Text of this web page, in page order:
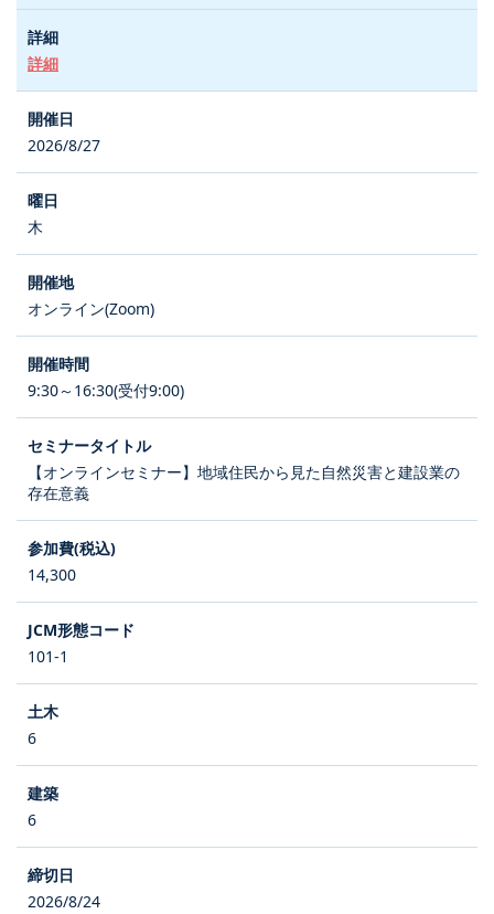
詳細
2026/8/27
木
オンライン(Zoom)
9:30～16:30(受付9:00)
【オンラインセミナー】地域住民から見た自然災害と建設業の
存在意義
14,300
101-1
6
6
2026/8/24